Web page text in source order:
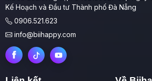
Kế Hoạch và Đầu tư Thành phố Đà Nẵng
0906.521.623
info@biihappy.com